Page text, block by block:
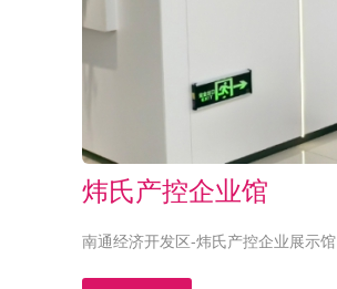
炜氏产控企业馆
南通经济开发区-炜氏产控企业展示馆